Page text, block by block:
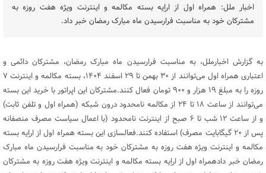
اخبار ملل: همراه اول از اراِیه بسته مکالمه و اینترنت ویژه هفت روزه به
مشترکان خود به مناسبت فرارسیدن ماه مبارک رمضان خبر داد.
به گزارش اخبارملل، به مناسبت فرارسیدن ماه مبارک رمضان، مشترکان دائمی و
اعتباری همراه اول می‌توانند از ۳۰ بهمن تا ۲۹ اسفند ۱۴۰۴، بسته مکالمه و اینترنت ۷
روزه را به مبلغ ۱۹ هزار و ۹۰۰ تومان فعال کنند.مشترکان این اپراتور با خرید این بسته
می‌توانند از ساعت ۱۸ تا ۲۴ از مکالمه نامحدود درون شبکه (همراه اول و تلفن ثابت)
و از ساعت ۱۲ شب تا ۶ صبح از اینترنت نامحدود (با اعمال سیاست مصرف منصفانه
پس از ۲۰ گیگابایت مصرف) استفاده کنند.فعالسازی این بسته همراه اول از اراِیه بسته
مکالمه و اینترنت ویژه هفت روزه به مشترکان خود به مناسبت فرارسیدن ماه مبارک
رمضان خبر دادهمراه اول از اراِیه بسته مکالمه و اینترنت ویژه هفت روزه به مشترکان